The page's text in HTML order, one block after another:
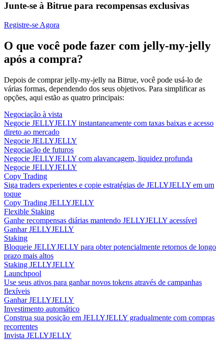
Junte-se à Bitrue para recompensas exclusivas
Registre-se Agora
O que você pode fazer com jelly-my-jelly
após a compra?
Depois de comprar jelly-my-jelly na Bitrue, você pode usá-lo de
várias formas, dependendo dos seus objetivos. Para simplificar as
opções, aqui estão as quatro principais:
Negociação à vista
Negocie JELLYJELLY instantaneamente com taxas baixas e acesso
direto ao mercado
Negocie JELLYJELLY
Negociação de futuros
Negocie JELLYJELLY com alavancagem, liquidez profunda
Negocie JELLYJELLY
Copy Trading
Siga traders experientes e copie estratégias de JELLYJELLY em um
toque
Copy Trading JELLYJELLY
Flexible Staking
Ganhe recompensas diárias mantendo JELLYJELLY acessível
Ganhar JELLYJELLY
Staking
Bloqueie JELLYJELLY para obter potencialmente retornos de longo
prazo mais altos
Staking JELLYJELLY
Launchpool
Use seus ativos para ganhar novos tokens através de campanhas
flexíveis
Ganhar JELLYJELLY
Investimento automático
Construa sua posição em JELLYJELLY gradualmente com compras
recorrentes
Invista JELLYJELLY